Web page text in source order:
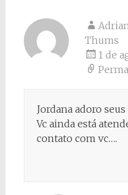
Thums
1 de
Jordana adoro
Vc ainda está
contato com vc….